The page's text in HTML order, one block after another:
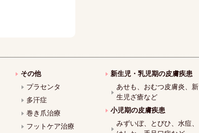
その他
プラセンタ
多汗症
巻き爪治療
フットケア治療
新生児・乳児期の皮膚疾患
あせも、おむつ皮膚炎、新
生児ざ瘡など
小児期の皮膚疾患
みずいぼ、とびひ、水痘、